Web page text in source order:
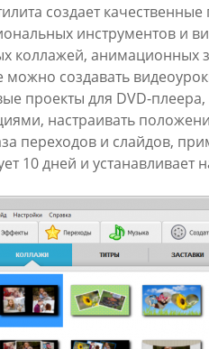
создает
инструментов и
коллажей, анимационных
создавать
проекты для DVD-
настраивать
переходов и слайдов,
10 дней и устанавливает